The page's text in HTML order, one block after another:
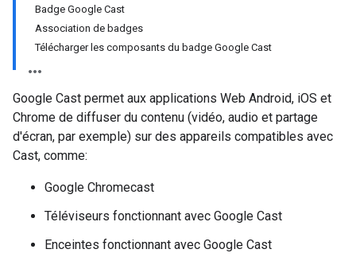
Badge Google Cast
Association de badges
Télécharger les composants du badge Google Cast
Google Cast permet aux applications Web Android, iOS et
Chrome de diffuser du contenu (vidéo, audio et partage
d'écran, par exemple) sur des appareils compatibles avec
Cast, comme:
Google Chromecast
Téléviseurs fonctionnant avec Google Cast
Enceintes fonctionnant avec Google Cast